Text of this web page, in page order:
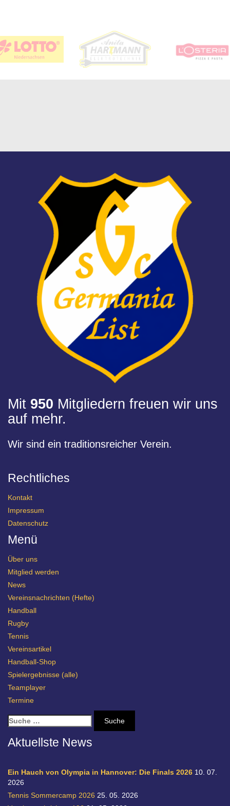
Mit 950 Mitgliedern freuen wir uns
auf mehr.
Wir sind ein traditionsreicher Verein.
Rechtliches
Kontakt
Impressum
Datenschutz
Menü
Über uns
Mitglied werden
News
Vereinsnachrichten (Hefte)
Handball
Rugby
Tennis
Vereinsartikel
Handball-Shop
Spielergebnisse (alle)
Teamplayer
Termine
S
u
c
n
a
c
Aktuellste News
Ein Hauch von Olympia in Hannover: Die Finals 2026 10. 07.
2026
Tennis Sommercamp 2026 25. 05. 2026